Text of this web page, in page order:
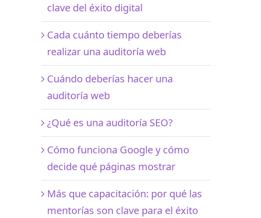
clave del éxito digital
Cada cuánto tiempo deberías
realizar una auditoría web
Cuándo deberías hacer una
auditoría web
¿Qué es una auditoría SEO?
Cómo funciona Google y cómo
decide qué páginas mostrar
Más que capacitación: por qué las
mentorías son clave para el éxito